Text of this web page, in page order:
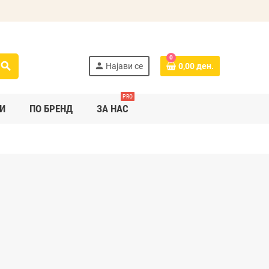
search person Најави се
0
0,00 ден.
ПО БРЕНД ЗА НАС
PRO